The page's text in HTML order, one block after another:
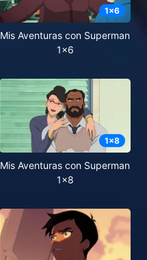
1x6
Mis Aventuras con Superman
1x6
1x8
Mis Aventuras con Superman
1x8